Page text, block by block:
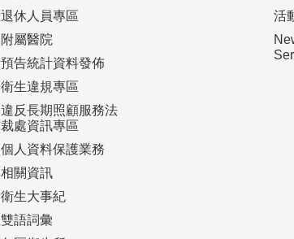
退休人員專區
附屬醫院
預告統計資料發佈
衛生違規專區
違反長期照顧服務法
裁處資訊專區
個人資料保護業務
相關資訊
衛生大事紀
雙語詞彙
活